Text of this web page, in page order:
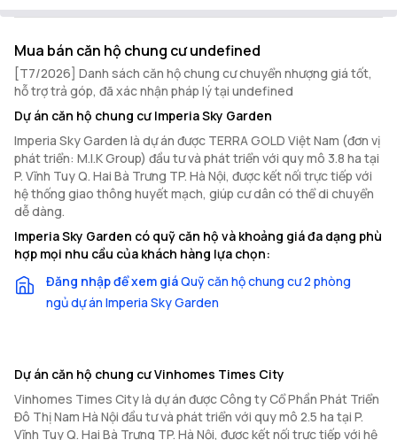
Mua bán căn hộ chung cư undefined
[T7/2026] Danh sách căn hộ chung cư chuyển nhượng giá tốt,
hỗ trợ trả góp, đã xác nhận pháp lý tại undefined
Dự án căn hộ chung cư Imperia Sky Garden
Imperia Sky Garden là dự án được TERRA GOLD Việt Nam (đơn vị
phát triển: M.I.K Group) đầu tư và phát triển với quy mô 3.8 ha tại
P. Vĩnh Tuy Q. Hai Bà Trưng TP. Hà Nội, được kết nối trực tiếp với
hệ thống giao thông huyết mạch, giúp cư dân có thể di chuyển
dễ dàng.
Imperia Sky Garden có quỹ căn hộ và khoảng giá đa dạng phù
hợp mọi nhu cầu của khách hàng lựa chọn:
Đăng nhập để xem giáQuỹ căn hộ chung cư 2 phòng
ngủ dự án Imperia Sky Garden
Dự án căn hộ chung cư Vinhomes Times City
Vinhomes Times City là dự án được Công ty Cổ Phần Phát Triển
Đô Thị Nam Hà Nội đầu tư và phát triển với quy mô 2.5 ha tại P.
Vĩnh Tuy Q. Hai Bà Trưng TP. Hà Nội, được kết nối trực tiếp với hệ